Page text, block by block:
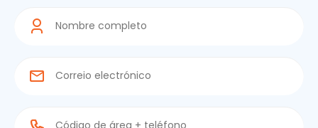
completo
(Required)
electrónico
(Required)